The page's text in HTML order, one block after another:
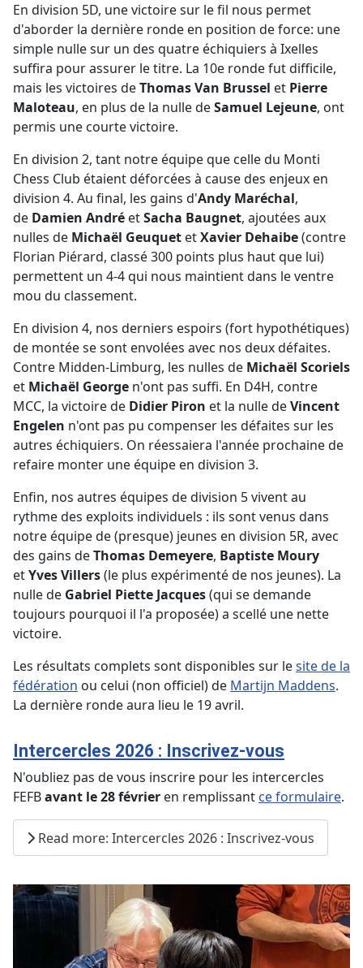
En division 5D, une victoire sur le fil nous permet
d'aborder la dernière ronde en position de force: une
simple nulle sur un des quatre échiquiers à Ixelles
suffira pour assurer le titre. La 10e ronde fut difficile,
mais les victoires deThomas Van Brussel et Pierre
Maloteau, en plus de la nulle deSamuel Lejeune, ont
permis une courte victoire.
En division 2, tant notre équipe que celle du Monti
Chess Club étaient déforcées à cause des enjeux en
division 4. Au final, les gains d'Andy Maréchal,
de Damien André etSacha Baugnet, ajoutées aux
nulles de Michaël Geuquet etXavier Dehaibe(contre
Florian Piérard, classé 300 points plus haut que lui)
permettent un 4-4 qui nous maintient dans le ventre
mou du classement.
En division 4, nos derniers espoirs (fort hypothétiques)
de montée se sont envolées avec nos deux défaites.
Contre Midden-Limburg, les nulles de Michaël Scoriels
et Michaël George n'ont pas suffi. En D4H, contre
MCC, la victoire de Didier Piron et la nulle deVincent
Engelen n'ont pas pu compenser les défaites sur les
autres échiquiers. On réessaiera l'année prochaine de
refaire monter une équipe en division 3.
Enfin, nos autres équipes de division 5 vivent au
rythme des exploits individuels : ils sont venus dans
notre équipe de (presque) jeunes en division 5R, avec
des gains deThomas Demeyere, Baptiste Moury
etYves Villers(le plus expérimenté de nos jeunes). La
nulle de Gabriel Piette Jacques(qui se demande
toujours pourquoi il l'a proposée) a scellé une nette
victoire.
Les résultats complets sont disponibles sur lesite de la
fédération ou celui (non officiel) de Martijn Maddens.
La dernière ronde aura lieu le 19 avril.
Intercercles 2026 : Inscrivez-vous
N'oubliez pas de vous inscrire pour les intercercles
FEFBavant le 28 février en remplissant ce formulaire.
Read more: Intercercles 2026 : Inscrivez-vous